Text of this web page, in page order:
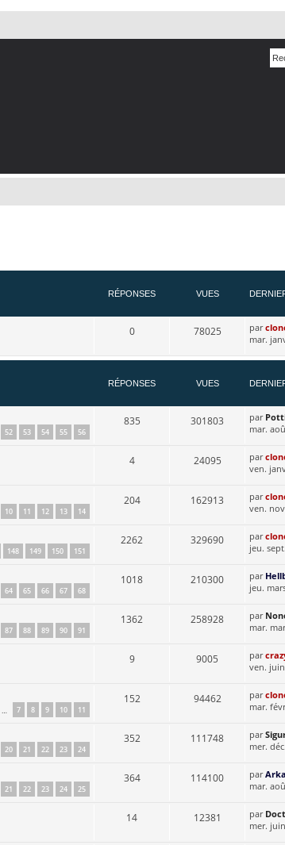
RÉPONSES VUES
0 78025 par
mar.
RÉPONSES VUES
52 53 54 55 56
835 301803 par
mar.
4 24095 par
ven.
10 11 12 13 14
204 162913 par
ven.
148 149 150 151
2262 329690 par
jeu.
64 65 66 67 68
1018 210300 par
jeu.
87 88 89 90 91
1362 258928 par
mar.
9 9005 par
ven.
7 8 9 10 11
152 94462 par
mar.
20 21 22 23 24
352 111748 par
mer.
21 22 23 24 25
364 114100 par
mar.
14 12381 par
mer.